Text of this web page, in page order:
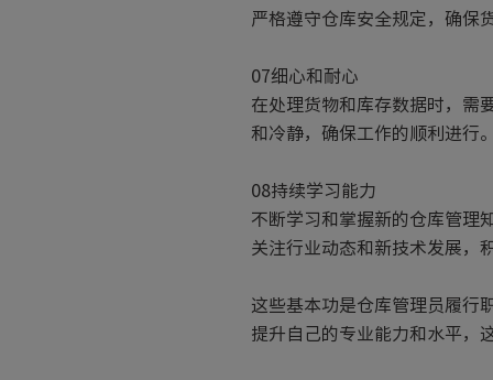
严格遵守仓库安全规定，确保
07细心和耐心
在处理货物和库存数据时，需
和冷静，确保工作的顺利进行
08持续学习能力
不断学习和掌握新的仓库管理
关注行业动态和新技术发展，
这些基本功是仓库管理员履行
提升自己的专业能力和水平，